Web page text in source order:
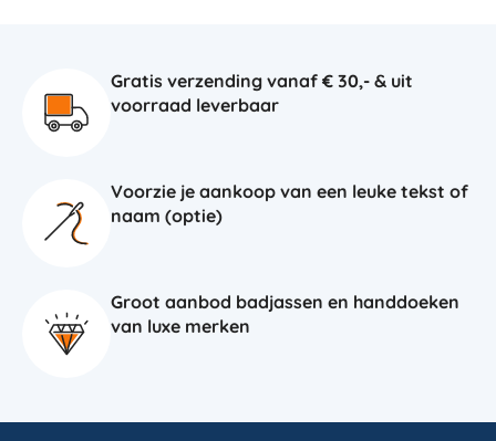
Gratis verzending vanaf € 30,- & uit
voorraad leverbaar
Voorzie je aankoop van een leuke tekst of
naam (optie)
Groot aanbod badjassen en handdoeken
van luxe merken